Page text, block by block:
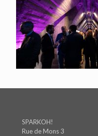
SPARKOH!
Rue de Mons 3